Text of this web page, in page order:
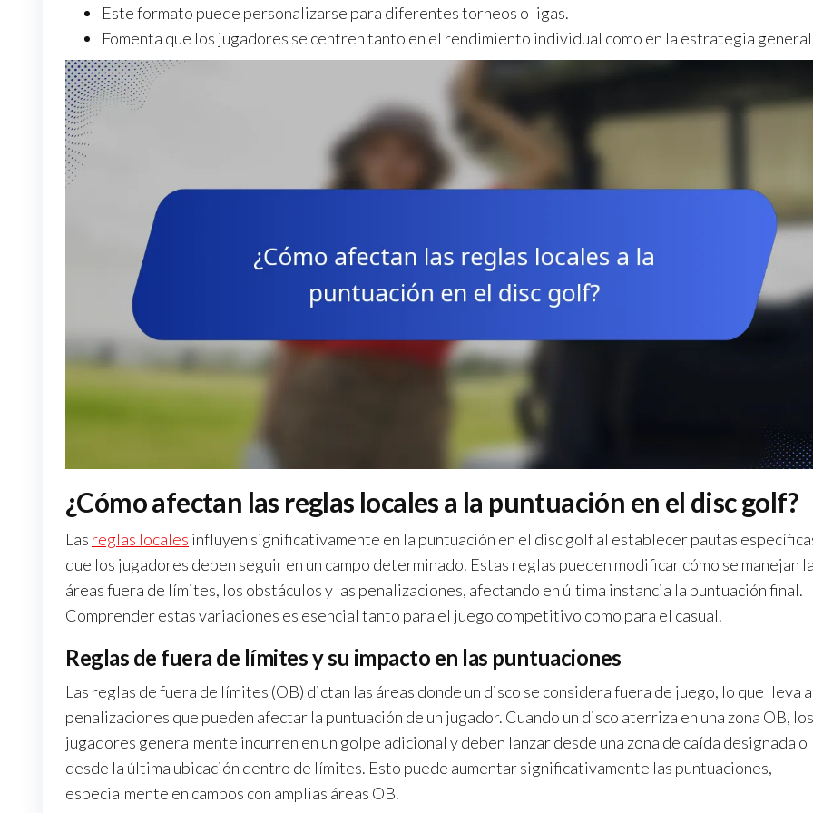
Este formato puede personalizarse para diferentes torneos o ligas.
Fomenta que los jugadores se centren tanto en el rendimiento individual como en la estrategia
¿Cómo afectan las reglas locales a la puntuación en el disc golf?
Las reglas locales influyen significativamente en la puntuación en el disc golf al establecer pautas
que los jugadores deben seguir en un campo determinado. Estas reglas pueden modificar cómo se manejan
áreas fuera de límites, los obstáculos y las penalizaciones, afectando en última instancia la puntuación final.
Comprender estas variaciones es esencial tanto para el juego competitivo como para el casual.
Reglas de fuera de límites y su impacto en las puntuaciones
Las reglas de fuera de límites (OB) dictan las áreas donde un disco se considera fuera de juego, lo que lleva a
penalizaciones que pueden afectar la puntuación de un jugador. Cuando un disco aterriza en una zona OB, los
jugadores generalmente incurren en un golpe adicional y deben lanzar desde una zona de caída designada o
desde la última ubicación dentro de límites. Esto puede aumentar significativamente las puntuaciones,
especialmente en campos con amplias áreas OB.